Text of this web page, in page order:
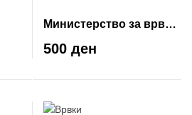
Министерство за врвна
среќа
500 ден